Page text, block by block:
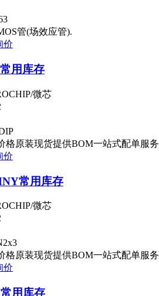
管(场效应管).
价
常用库存
微芯
格原装现货提供BOM一站式配单服务
价
常用库存
微芯
格原装现货提供BOM一站式配单服务
价
常用库存